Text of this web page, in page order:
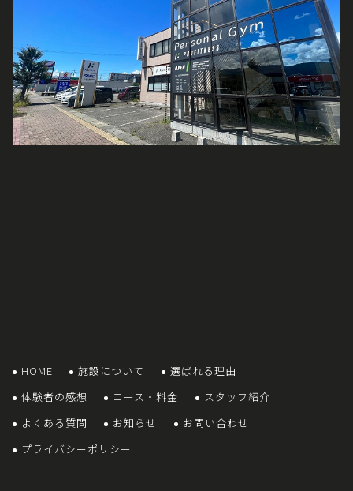
HOME 施設について
選ばれる理由
体験者の感想
コース・料金
スタッフ紹介
よくある質問
お知らせ
お問い合わせ
プライバシーポリシー